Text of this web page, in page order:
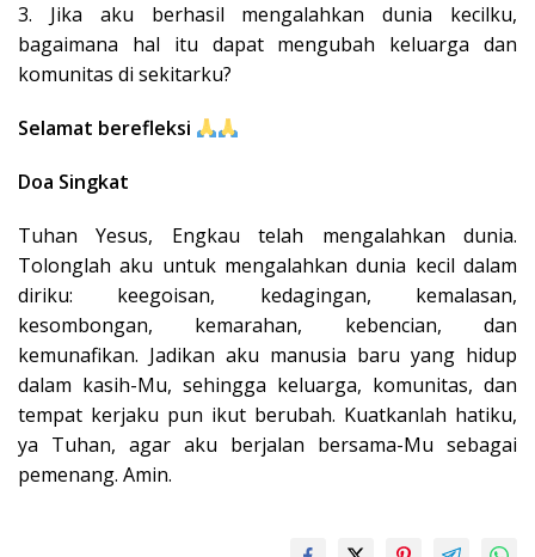
3. Jika aku berhasil mengalahkan dunia kecilku,
bagaimana hal itu dapat mengubah keluarga dan
komunitas di sekitarku?
Selamat berefleksi
Doa Singkat
Tuhan Yesus, Engkau telah mengalahkan dunia.
Tolonglah aku untuk mengalahkan dunia kecil dalam
diriku: keegoisan, kedagingan, kemalasan,
kesombongan, kemarahan, kebencian, dan
kemunafikan. Jadikan aku manusia baru yang hidup
dalam kasih-Mu, sehingga keluarga, komunitas, dan
tempat kerjaku pun ikut berubah. Kuatkanlah hatiku,
ya Tuhan, agar aku berjalan bersama-Mu sebagai
pemenang. Amin.